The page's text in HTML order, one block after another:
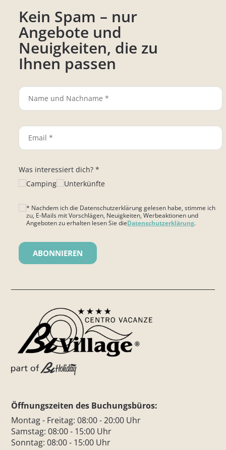
Kein Spam – nur
Angebote und
Neuigkeiten, die zu
Ihnen passen
Was interessiert dich? *
Camping
Unterkünfte
* Nachdem ich die Datenschutzerklärung gelesen habe, stimme ich
zu, E-Mails mit Vorschlägen, Neuigkeiten, Werbeaktionen und
Angeboten zu erhalten lesen Sie dieDatenschutzerklärung.
Bitte lasse dieses Feld leer.
Öffnungszeiten des Buchungsbüros:
Montag - Freitag: 08:00 - 20:00 Uhr
Samstag: 08:00 - 15:00 Uhr
Sonntag: 08:00 - 15:00 Uhr